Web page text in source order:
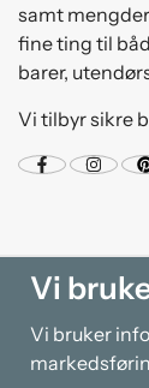
samt
fine ting til
barer,
Vi tilbyr sikre
Vi
Vi bruker